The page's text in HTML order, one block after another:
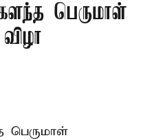
பெருமாள்
பெருமாள்